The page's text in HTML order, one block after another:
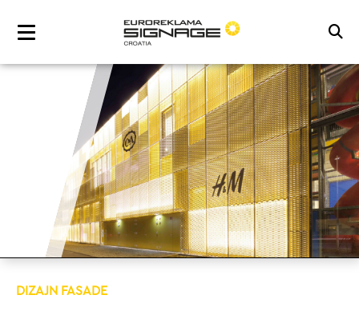
DIZAJN FASADE